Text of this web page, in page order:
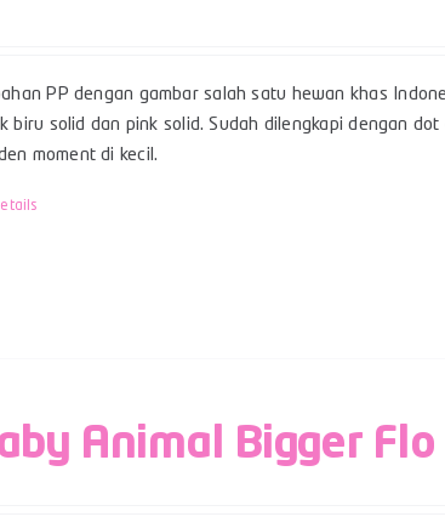
PP dengan gambar salah satu hewan khas
biru solid dan pink solid. Sudah dilengkapi dengan
moment di kecil.
Animal Bigger Flo